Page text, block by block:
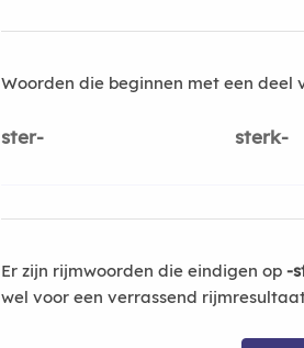
Woorden die beginnen met een deel
ster- sterk-
Er zijn rijmwoorden die eindigen op -
wel voor een verrassend